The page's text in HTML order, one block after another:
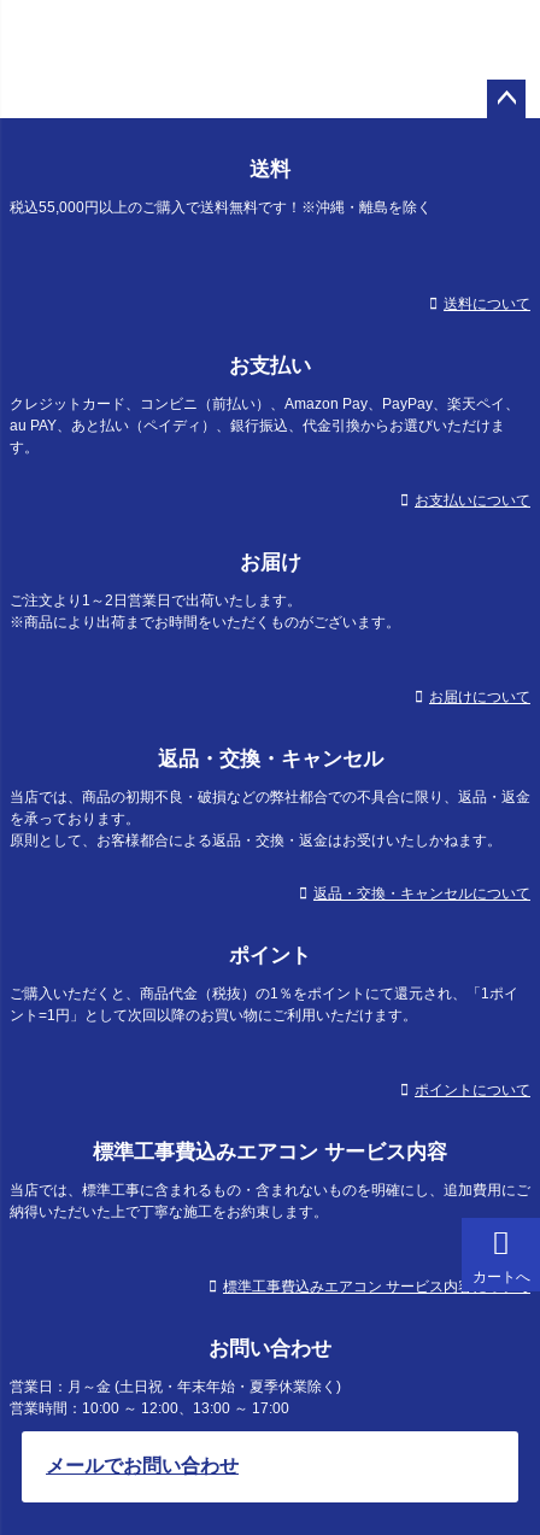
カートへ
送料
税込55,000円以上のご購入で送料無料です！※沖縄・離島を除く
送料について
お支払い
クレジットカード、コンビニ（前払い）、Amazon Pay、PayPay、楽天ペイ、
au PAY、あと払い（ペイディ）、銀行振込、代金引換からお選びいただけま
す。
お支払いについて
お届け
ご注文より1～2日営業日で出荷いたします。
※商品により出荷までお時間をいただくものがございます。
お届けについて
返品・交換・キャンセル
当店では、商品の初期不良・破損などの弊社都合での不具合に限り、返品・返金
を承っております。
原則として、お客様都合による返品・交換・返金はお受けいたしかねます。
返品・交換・キャンセルについて
ポイント
ご購入いただくと、商品代金（税抜）の1％をポイントにて還元され、「1ポイ
ント=1円」として次回以降のお買い物にご利用いただけます。
ポイントについて
標準工事費込みエアコン サービス内容
当店では、標準工事に含まれるもの・含まれないものを明確にし、追加費用にご
納得いただいた上で丁寧な施工をお約束します。
標準工事費込みエアコン サービス内容について
お問い合わせ
営業日：月～金 (土日祝・年末年始・夏季休業除く)
営業時間：10:00 ～ 12:00、13:00 ～ 17:00
メールでお問い合わせ